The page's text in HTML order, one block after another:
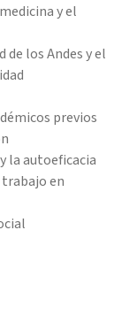
y el
de los Andes y el
previos
la autoeficacia
en